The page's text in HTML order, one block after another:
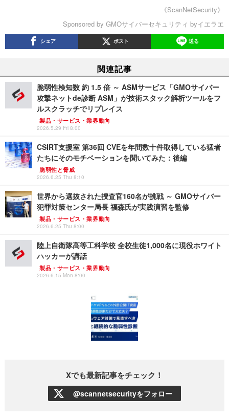
《ScanNetSecurity》
Sponsored by GMOサイバーセキュリティ byイエラエ
シェア ポスト 送る
関連記事
脆弱性検知数 約 1.5 倍 ～ ASMサービス「GMOサイバー
攻撃ネットde診断 ASM」が技術スタック解析ツールをフ
ルスクラッチでリプレイス
製品・サービス・業界動向
2026.5.29 Fri 8:00
CSIRT支援室 第36回 CVEを年間数十件取得している猛者
たちにそのモチベーションを聞いてみた：後編
脆弱性と脅威
2026.6.25 Thu 8:10
世界から選抜された捜査官160名が挑戦 ～ GMOサイバー
犯罪対策センター局長 福森氏が実践演習を監修
製品・サービス・業界動向
2026.6.25 Thu 8:00
陸上自衛隊高等工科学校 全校生徒1,000名に現役ホワイト
ハッカーが講話
製品・サービス・業界動向
2026.6.15 Mon 8:00
Xでも最新記事をチェック！
@scannetsecurityをフォロー